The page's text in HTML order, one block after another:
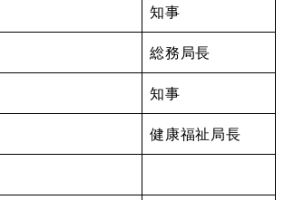
知事
総務局長
知事
健康福祉局長